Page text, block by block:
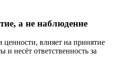
а не наблюдение
ценности, влияет на принятие
и несёт ответственность за